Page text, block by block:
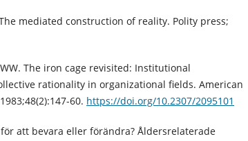
mediated construction of reality. Polity press;
WW. The iron cage revisited: Institutional
rationality in organizational fields. American
60. https://doi.org/10.2307/2095101
att bevara eller förändra? Åldersrelaterade